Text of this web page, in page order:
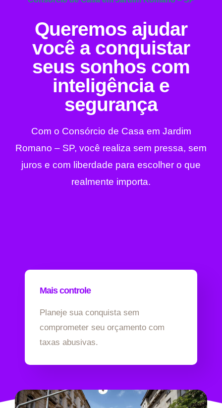
Queremos ajudar
você a conquistar
seus sonhos com
inteligência e
segurança
Com o Consórcio de Casa em Jardim
Romano – SP, você realiza sem pressa, sem
juros e com liberdade para escolher o que
realmente importa.
Mais controle
Planeje sua conquista sem
comprometer seu orçamento com
taxas abusivas.